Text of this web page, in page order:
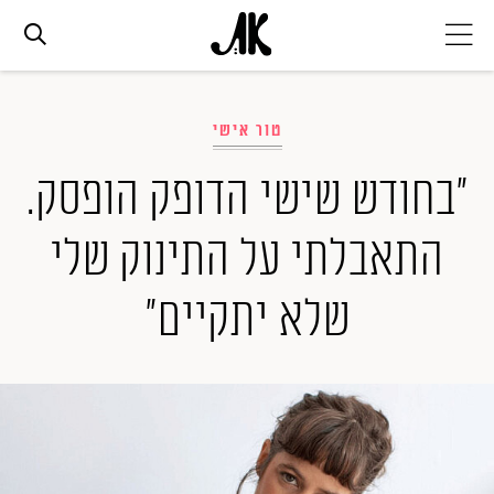
אופנה
ביוטי
סלבס
ערוצים נוספים
המגזין
טור אישי
"בחודש שישי הדופק הופסק.
התאבלתי על התינוק שלי
שלא יתקיים"